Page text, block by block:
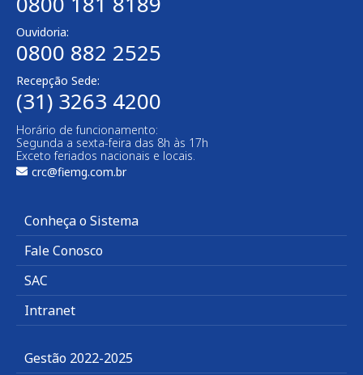
Ouvidoria:
0800 882 2525
Recepção Sede:
(31) 3263 4200
Horário de funcionamento:
Segunda a sexta-feira das 8h às 17h
Exceto feriados nacionais e locais.
crc@fiemg.com.br
Conheça o Sistema
Fale Conosco
SAC
Intranet
Gestão 2022-2025